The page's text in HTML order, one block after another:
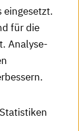
eingesetzt.
für die
Analyse-
Statistiken